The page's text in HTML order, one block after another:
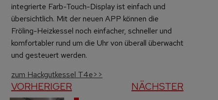
integrierte Farb-Touch-Display ist einfach und
übersichtlich. Mit der neuen APP können die
Fröling-Heizkessel noch einfacher, schneller und
komfortabler rund um die Uhr von überall überwacht
und gesteuert werden.
zum Hackgutkessel T4e>>
VORHERIGER NÄCHSTER